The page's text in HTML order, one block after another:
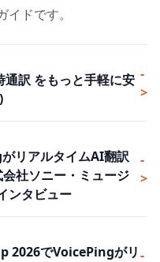
ドです。
訳 をもっと手軽に安 -
>
リアルタイムAI翻訳
社ソニー・ミュージ
ンタビュー
-
>
2026でVoicePingがリ-